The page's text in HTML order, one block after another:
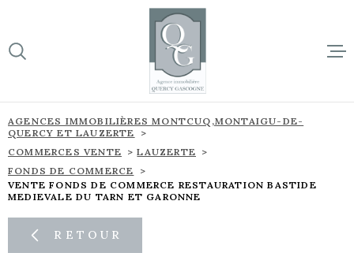
lamenu
contenu
SUR
AGENCES IMMOBILIÈRES MONTCUQ,MONTAIGU-DE-
QUERCY ET LAUZERTE
COMMERCES VENTE
LAUZERTE
FONDS DE COMMERCE
VENTE FONDS DE COMMERCE RESTAURATION BASTIDE
MEDIEVALE DU TARN ET GARONNE
RETOUR
VOTRE
RECHERCHE
D'OFFRE
VENTE IMMOBILIER
PROFESSIONNEL
TYPE
DE